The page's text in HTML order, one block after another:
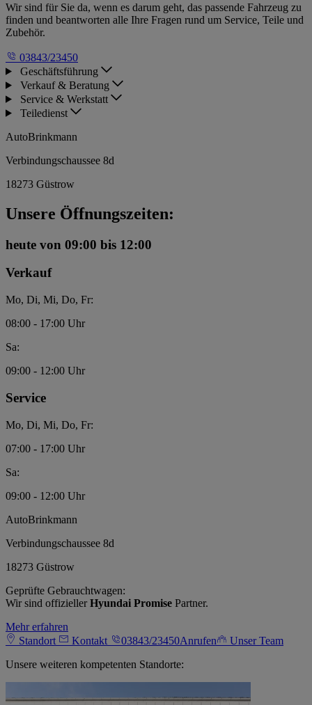
Wir sind für Sie da, wenn es darum geht, das passende Fahrzeug zu
finden und beantworten alle Ihre Fragen rund um Service, Teile und
Zubehör.
03843/23450
Geschäftsführung
Verkauf & Beratung
Service & Werkstatt
Teiledienst
AutoBrinkmann
Verbindungschaussee 8d
18273 Güstrow
Unsere Öffnungszeiten:
heute von 09:00 bis 12:00
Verkauf
Mo, Di, Mi, Do, Fr:
08:00 - 17:00 Uhr
Sa:
09:00 - 12:00 Uhr
Service
Mo, Di, Mi, Do, Fr:
07:00 - 17:00 Uhr
Sa:
09:00 - 12:00 Uhr
AutoBrinkmann
Verbindungschaussee 8d
18273 Güstrow
Geprüfte Gebrauchtwagen:
Wir sind offiziellerHyundai Promise Partner.
Mehr erfahren
Standort
Kontakt 03843/23450Anrufen
Unser Team
Unsere weiteren kompetenten Standorte: